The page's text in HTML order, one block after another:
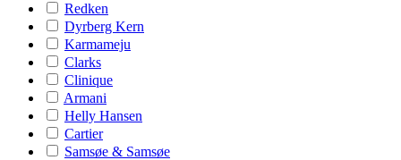
Redken
Dyrberg Kern
Karmameju
Clarks
Clinique
Armani
Helly Hansen
Cartier
Samsøe & Samsøe